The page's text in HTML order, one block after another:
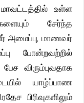
உள்ள
சேர்ந்த
அமைப்பு, மாணவர்
போன்றவற்றில்
விரும்புவதாக
யாழ்ப்பாண
பிரிவுகளிலும்